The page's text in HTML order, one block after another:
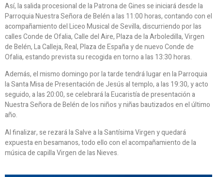
Así, la salida procesional de la Patrona de Gines se iniciará desde la
Parroquia Nuestra Señora de Belén a las 11:00 horas, contando con el
acompañamiento del Liceo Musical de Sevilla, discurriendo por las
calles Conde de Ofalia, Calle del Aire, Plaza de la Arboledilla, Virgen
de Belén, La Calleja, Real, Plaza de España y de nuevo Conde de
Ofalia, estando prevista su recogida en torno a las 13:30 horas.
Además, el mismo domingo por la tarde tendrá lugar en la Parroquia
la Santa Misa de Presentación de Jesús al templo, a las 19:30, y acto
seguido, a las 20:00, se celebrará la Eucaristía de presentación a
Nuestra Señora de Belén de los niños y niñas bautizados en el último
año.
Al finalizar, se rezará la Salve a la Santísima Virgen y quedará
expuesta en besamanos, todo ello con el acompañamiento de la
música de capilla Virgen de las Nieves.